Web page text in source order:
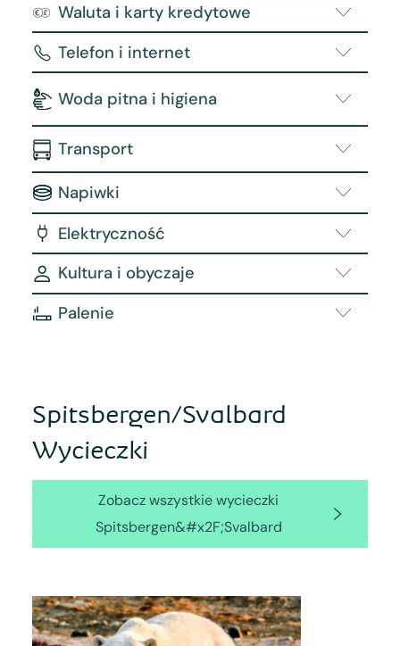
Waluta i karty kredytowe
Telefon i internet
Woda pitna i higiena
Transport
Napiwki
Elektryczność
Kultura i obyczaje
Palenie
Spitsbergen/Svalbard
Wycieczki
Zobacz wszystkie wycieczki
Spitsbergen&#x2F;Svalbard